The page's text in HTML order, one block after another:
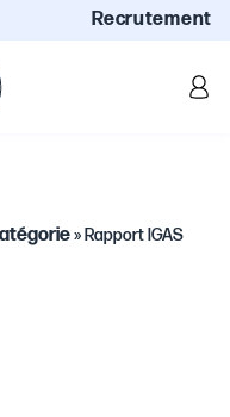
Recrutement
» Rapport IGAS